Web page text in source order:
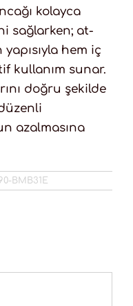
kolayca
sağlarken; at-
hem iç
kullanım sunar.
doğru şekilde
azalmasına
BMB31E